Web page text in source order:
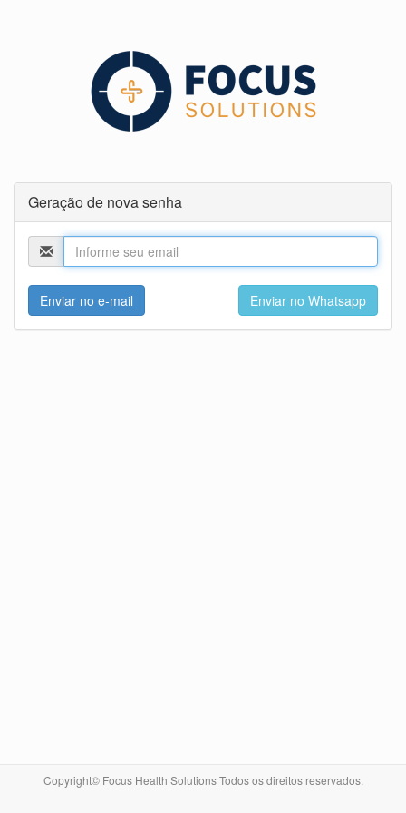
Geração de nova senha
Enviar no e-mail Enviar no Whatsapp
Copyright© Focus Health Solutions Todos os direitos reservados.